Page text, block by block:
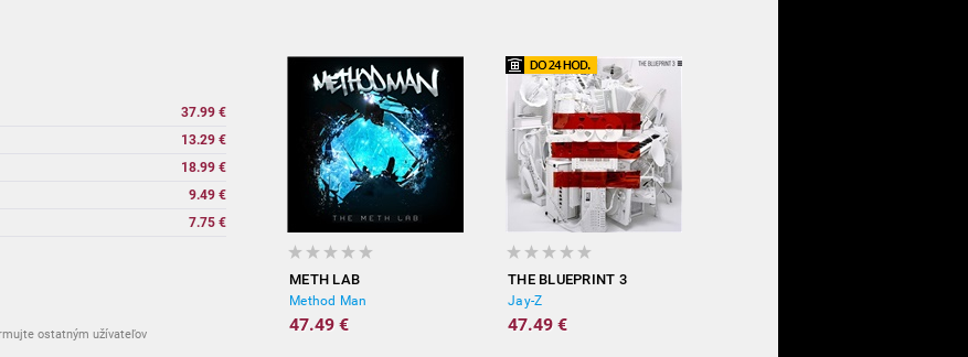
37.99 €
13.29 €
18.99 €
9.49 €
7.75 €
ostatným užívateľov
METH LAB
Method Man
47.49 €
THE BLUEPRINT 3
Jay-Z
47.49 €